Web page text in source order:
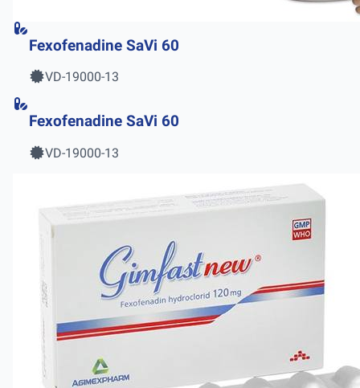
Fexofenadine SaVi 60
VD-19000-13
Fexofenadine SaVi 60
VD-19000-13